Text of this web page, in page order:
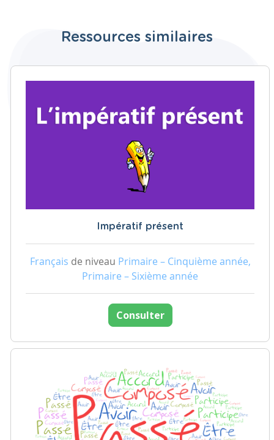
Ressources similaires
Impératif présent
Français de niveau Primaire – Cinquième année,
Primaire – Sixième année
Consulter